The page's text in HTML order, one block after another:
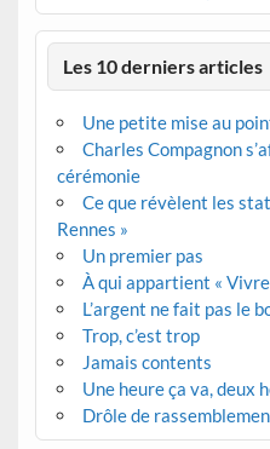
Les 10 derniers articles
Une petite mise au
Charles Compagnon
cérémonie
Ce que révèlent les
Rennes »
Un premier pas
À qui appartient « Vivre
L’argent ne fait pas le
Trop, c’est trop
Jamais contents
Une heure ça va, deux
Drôle de